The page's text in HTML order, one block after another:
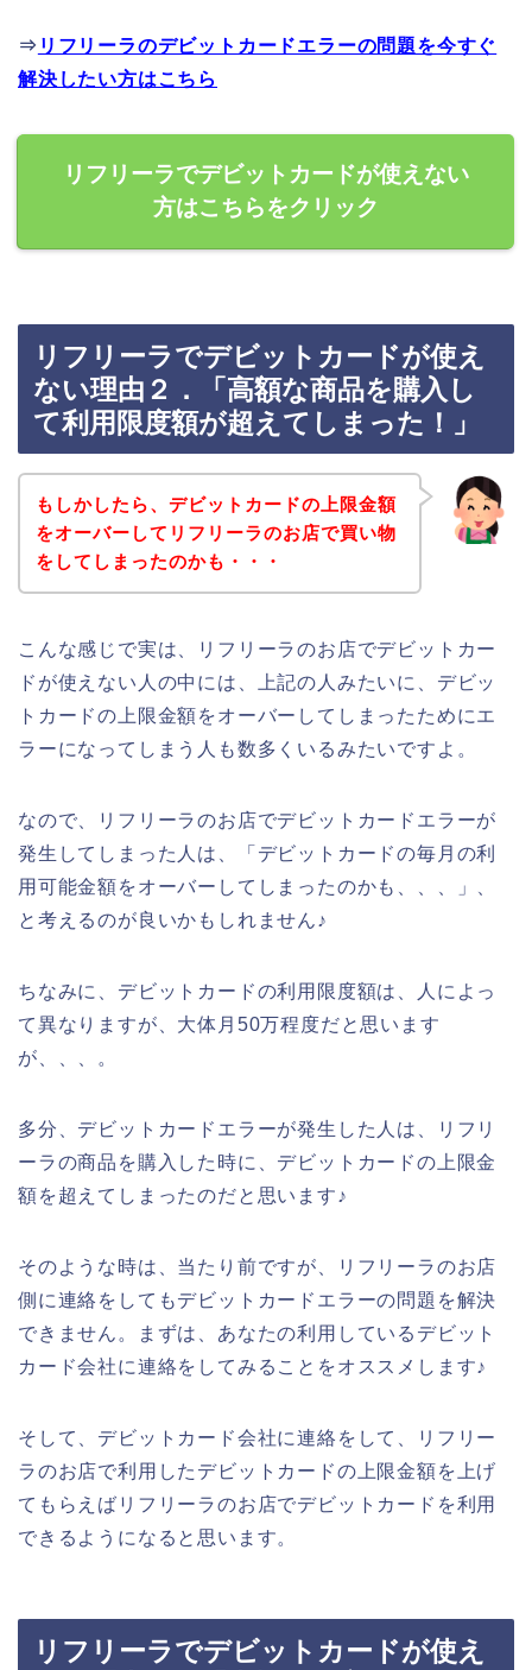
⇒ リフリーラのデビットカードエラーの問題を今すぐ
解決したい方はこちら
リフリーラでデビットカードが使えない
方はこちらをクリック
リフリーラでデビットカードが使え
ない理由２．「高額な商品を購入し
て利用限度額が超えてしまった！」
もしかしたら、デビットカードの上限金額
をオーバーしてリフリーラのお店で買い物
をしてしまったのかも・・・
こんな感じで実は、リフリーラのお店でデビットカー
ドが使えない人の中には、上記の人みたいに、デビッ
トカードの上限金額をオーバーしてしまったためにエ
ラーになってしまう人も数多くいるみたいですよ。
なので、リフリーラのお店でデビットカードエラーが
発生してしまった人は、「デビットカードの毎月の利
用可能金額をオーバーしてしまったのかも、、、」、
と考えるのが良いかもしれません♪
ちなみに、デビットカードの利用限度額は、人によっ
て異なりますが、大体月50万程度だと思います
が、、、。
多分、デビットカードエラーが発生した人は、リフリ
ーラの商品を購入した時に、デビットカードの上限金
額を超えてしまったのだと思います♪
そのような時は、当たり前ですが、リフリーラのお店
側に連絡をしてもデビットカードエラーの問題を解決
できません。まずは、あなたの利用しているデビット
カード会社に連絡をしてみることをオススメします♪
そして、デビットカード会社に連絡をして、リフリー
ラのお店で利用したデビットカードの上限金額を上げ
てもらえばリフリーラのお店でデビットカードを利用
できるようになると思います。
リフリーラでデビットカードが使え